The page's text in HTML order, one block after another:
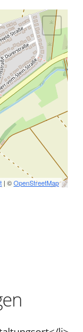
| ©OpenStreetMap